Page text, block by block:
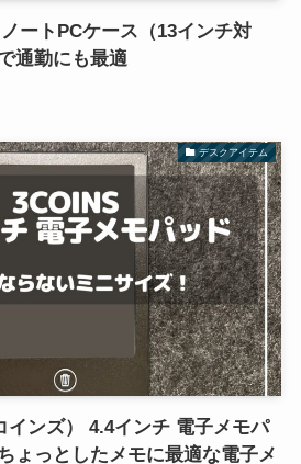
ートPCケース（13インチ対
通勤にも最適
デスクアイテム
インズ） 4.4インチ 電子メモパ
ょっとしたメモに最適な電子メ